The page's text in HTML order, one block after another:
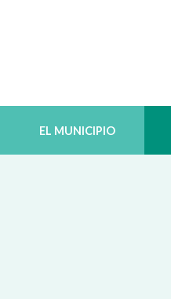
EL MUNICIPIO